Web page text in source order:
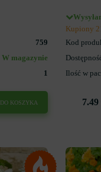
759
W magazynie
1
DO KOSZYKA
Kupiony
Kod
Ilość w
7.49